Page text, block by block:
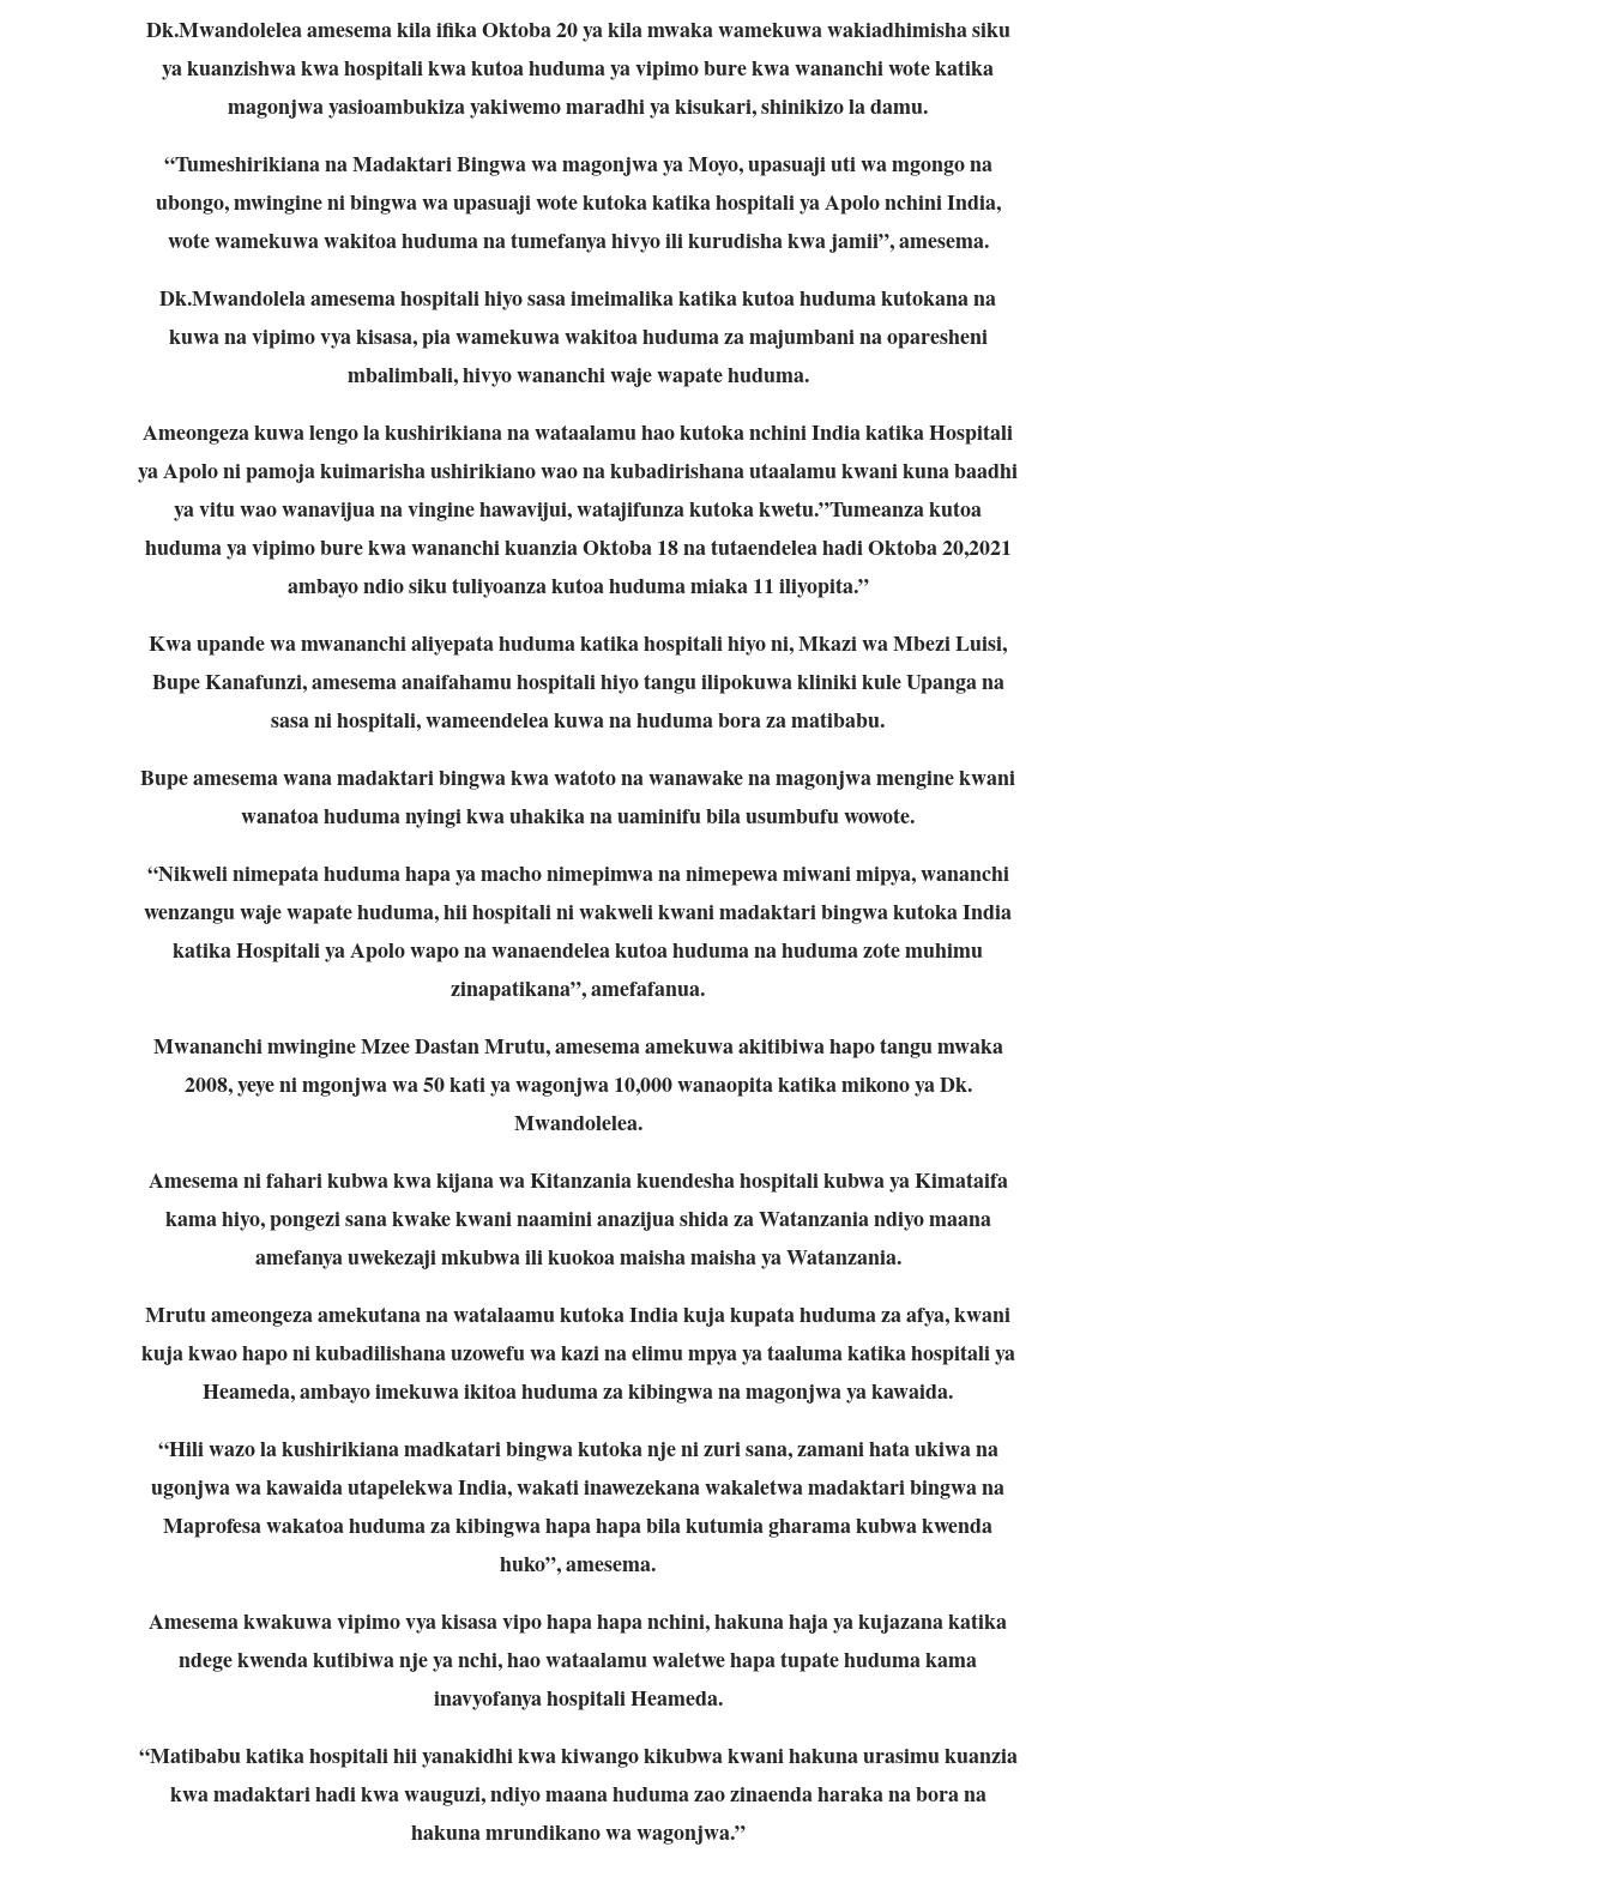
Dk.Mwandolelea amesema kila ifika Oktoba 20 ya kila mwaka wamekuwa wakiadhimisha siku
ya kuanzishwa kwa hospitali kwa kutoa huduma ya vipimo bure kwa wananchi wote katika
magonjwa yasioambukiza yakiwemo maradhi ya kisukari, shinikizo la damu.
“Tumeshirikiana na Madaktari Bingwa wa magonjwa ya Moyo, upasuaji uti wa mgongo na
ubongo, mwingine ni bingwa wa upasuaji wote kutoka katika hospitali ya Apolo nchini India,
wote wamekuwa wakitoa huduma na tumefanya hivyo ili kurudisha kwa jamii”, amesema.
Dk.Mwandolela amesema hospitali hiyo sasa imeimalika katika kutoa huduma kutokana na
kuwa na vipimo vya kisasa, pia wamekuwa wakitoa huduma za majumbani na oparesheni
mbalimbali, hivyo wananchi waje wapate huduma.
Ameongeza kuwa lengo la kushirikiana na wataalamu hao kutoka nchini India katika Hospitali
ya Apolo ni pamoja kuimarisha ushirikiano wao na kubadirishana utaalamu kwani kuna baadhi
ya vitu wao wanavijua na vingine hawavijui, watajifunza kutoka kwetu.”Tumeanza kutoa
huduma ya vipimo bure kwa wananchi kuanzia Oktoba 18 na tutaendelea hadi Oktoba 20,2021
ambayo ndio siku tuliyoanza kutoa huduma miaka 11 iliyopita.”
Kwa upande wa mwananchi aliyepata huduma katika hospitali hiyo ni, Mkazi wa Mbezi Luisi,
Bupe Kanafunzi, amesema anaifahamu hospitali hiyo tangu ilipokuwa kliniki kule Upanga na
sasa ni hospitali, wameendelea kuwa na huduma bora za matibabu.
Bupe amesema wana madaktari bingwa kwa watoto na wanawake na magonjwa mengine kwani
wanatoa huduma nyingi kwa uhakika na uaminifu bila usumbufu wowote.
“Nikweli nimepata huduma hapa ya macho nimepimwa na nimepewa miwani mipya, wananchi
wenzangu waje wapate huduma, hii hospitali ni wakweli kwani madaktari bingwa kutoka India
katika Hospitali ya Apolo wapo na wanaendelea kutoa huduma na huduma zote muhimu
zinapatikana”, amefafanua.
Mwananchi mwingine Mzee Dastan Mrutu, amesema amekuwa akitibiwa hapo tangu mwaka
2008, yeye ni mgonjwa wa 50 kati ya wagonjwa 10,000 wanaopita katika mikono ya Dk.
Mwandolelea.
Amesema ni fahari kubwa kwa kijana wa Kitanzania kuendesha hospitali kubwa ya Kimataifa
kama hiyo, pongezi sana kwake kwani naamini anazijua shida za Watanzania ndiyo maana
amefanya uwekezaji mkubwa ili kuokoa maisha maisha ya Watanzania.
Mrutu ameongeza amekutana na watalaamu kutoka India kuja kupata huduma za afya, kwani
kuja kwao hapo ni kubadilishana uzowefu wa kazi na elimu mpya ya taaluma katika hospitali ya
Heameda, ambayo imekuwa ikitoa huduma za kibingwa na magonjwa ya kawaida.
“Hili wazo la kushirikiana madkatari bingwa kutoka nje ni zuri sana, zamani hata ukiwa na
ugonjwa wa kawaida utapelekwa India, wakati inawezekana wakaletwa madaktari bingwa na
Maprofesa wakatoa huduma za kibingwa hapa hapa bila kutumia gharama kubwa kwenda
huko”, amesema.
Amesema kwakuwa vipimo vya kisasa vipo hapa hapa nchini, hakuna haja ya kujazana katika
ndege kwenda kutibiwa nje ya nchi, hao wataalamu waletwe hapa tupate huduma kama
inavyofanya hospitali Heameda.
“Matibabu katika hospitali hii yanakidhi kwa kiwango kikubwa kwani hakuna urasimu kuanzia
kwa madaktari hadi kwa wauguzi, ndiyo maana huduma zao zinaenda haraka na bora na
hakuna mrundikano wa wagonjwa.”